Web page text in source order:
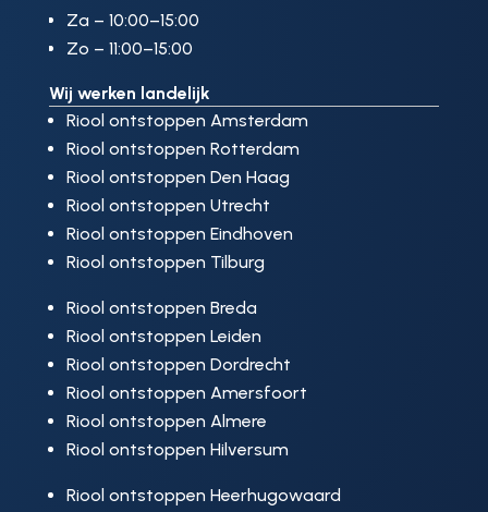
Za – 10:00–15:00
Zo – 11:00–15:00
Wij werken landelijk
Riool ontstoppen Amsterdam
Riool ontstoppen Rotterdam
Riool ontstoppen Den Haag
Riool ontstoppen Utrecht
Riool ontstoppen Eindhoven
Riool ontstoppen Tilburg
Riool ontstoppen Breda
Riool ontstoppen Leiden
Riool ontstoppen Dordrecht
Riool ontstoppen Amersfoort
Riool ontstoppen Almere
Riool ontstoppen Hilversum
Riool ontstoppen Heerhugowaard